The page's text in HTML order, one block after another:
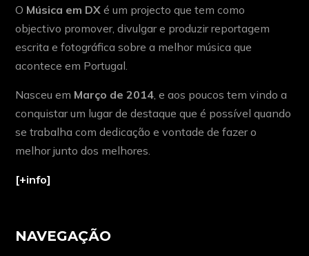
O Música em DX é um projecto que tem como
objectivo promover, divulgar e produzir reportagem
escrita e fotográfica sobre a melhor música que
acontece em Portugal.
Nasceu em Março de 2014, e aos poucos tem vindo a
conquistar um lugar de destaque que é possível quando
se trabalha com dedicação e vontade de fazer o
melhor junto dos melhores.
[+info]
NAVEGAÇÃO